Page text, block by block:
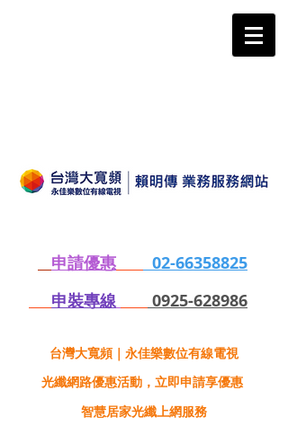
申請優惠
02-66358825
申裝專線
0925-628986
台灣大寬頻｜永佳樂數位有線電視
光纖網路優惠活動，立即申請享優惠
智慧居家光纖上網服務